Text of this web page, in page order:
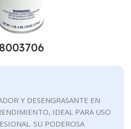
Y DESENGRASANTE EN
IDEAL PARA USO
SU PODEROSA